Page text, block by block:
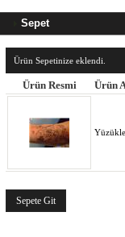
Sepet
Ürün Sepetinize eklendi.
Ürün Resmi Ürün
Sepete Git